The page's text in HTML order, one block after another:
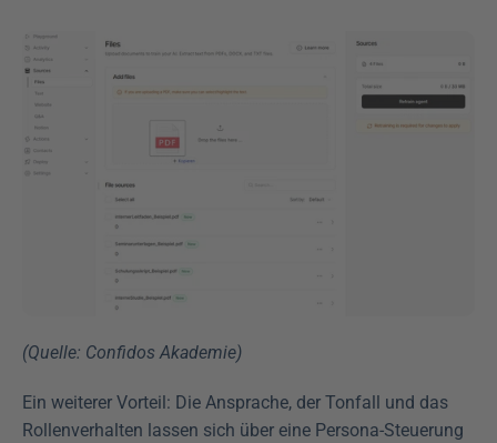
(Quelle: Confidos Akademie)
Ein weiterer Vorteil: Die Ansprache, der Tonfall und das
Rollenverhalten lassen sich über eine Persona-Steuerung